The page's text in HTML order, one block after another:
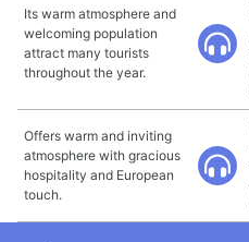
Its warm atmosphere and
welcoming population
attract many tourists
throughout the year.
Offers warm and inviting
atmosphere with gracious
hospitality and European
touch.